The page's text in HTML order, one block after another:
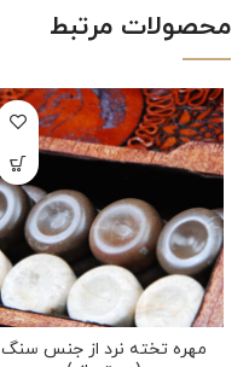
محصولات مرتبط
مهره تخته نرد از جنس سنگ